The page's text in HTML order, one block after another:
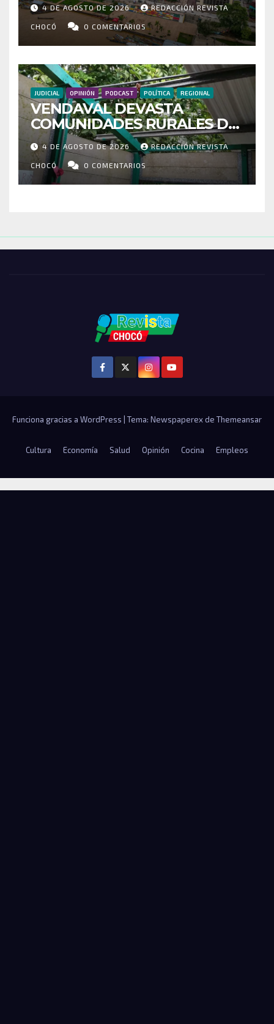
MOVILIZADOS Y NUEVAS
RUTAS FORTALECEN LA
CONECTIVIDAD
4 DE AGOSTO DE 2026 REDACCIÓN REVISTA
CHOCÓ 0 COMENTARIOS
JUDICIAL OPINIÓN PODCAST POLÍTICA REGIONAL
VENDAVAL DEVASTA
COMUNIDADES RURALES DE
RIOSUCIO: ESCUELAS,
VIVIENDAS Y CEMENTERIO
ENTRE LOS AFECTADOS
4 DE AGOSTO DE 2026 REDACCIÓN REVISTA
CHOCÓ 0 COMENTARIOS
Funciona gracias a WordPress Tema: Newspaperex de Themeansar
Cultura Economía Salud Opinión Cocina Empleos